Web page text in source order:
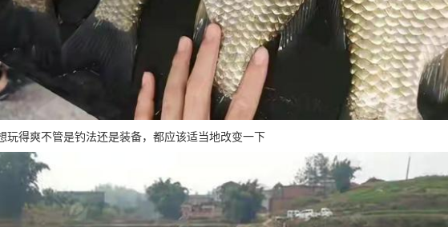
玩得爽不管是钓法还是装备，都应该适当地改变一下